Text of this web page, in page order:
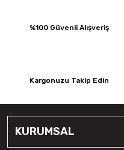
%100 Güvenli Alışveriş
Kargonuzu Takip Edin
KURUMSAL